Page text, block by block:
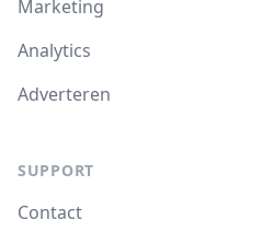
Marketing
Analytics
Adverteren
SUPPORT
Contact